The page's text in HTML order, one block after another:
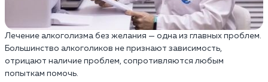
Лечение алкоголизма без желания — одна из главных проблем.
Большинство алкоголиков не признают зависимость,
отрицают наличие проблем, сопротивляются любым
попыткам помочь.